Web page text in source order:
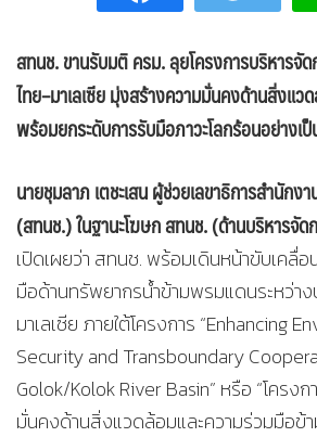
สทนช. ขานรับมติ ครม. ลุยโครงการบริหารจั
ไทย–มาเลเซีย มุ่งสร้างความมั่นคงด้านสิ่งแว
พร้อมยกระดับการรับมือภาวะโลกร้อนอย่างเ
นายชุมลาภ เตชะเสน ผู้ช่วยเลขาธิการสำนัก
(สทนช.) ในฐานะโฆษก สทนช.(ด้านบริหารจัด
เปิดเผยว่า สทนช. พร้อมเดินหน้าขับเคลื่อ
มือด้านทรัพยากรน้ำข้ามพรมแดนระหว่าง
มาเลเซีย ภายใต้โครงการ “Enhancing
Security and Transboundary
Golok/Kolok River Basin” หรือ “โครง
มั่นคงด้านสิ่งแวดล้อมและความร่วมมือข้